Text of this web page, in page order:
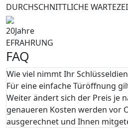
DURCHSCHNITTLICHE
20Jahre
EFRAHRUNG
FAQ
Wie viel nimmt Ihr
Für eine einfache Türöffnung
Weiter ändert sich der Preis je
genaueren Kosten werden vor
ausgerechnet und Ihnen